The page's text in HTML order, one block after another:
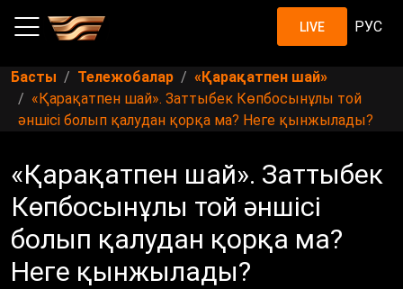
LIVE РУС
Басты Тележобалар
«Қарақатпен шай»
«Қарақатпен шай». Заттыбек Көпбосынұлы той
әншісі болып қалудан қорқа ма? Неге қынжылады?
«Қарақатпен шай». Заттыбек
Көпбосынұлы той әншісі
болып қалудан қорқа ма?
Неге қынжылады?